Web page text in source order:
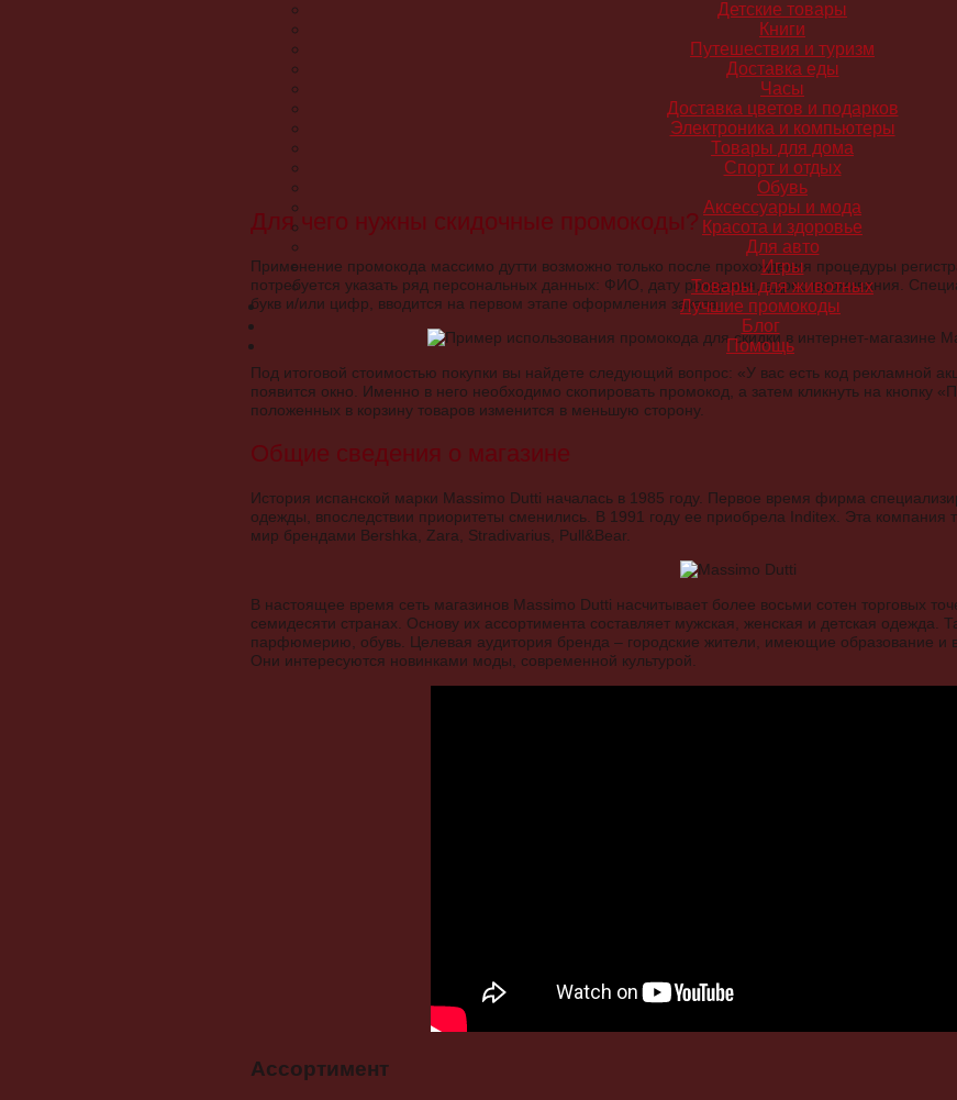
Для чего нужны скидочные промокоды?
Применение промокода массимо дутти возможно только после прохождения процедуры
потребуется указать ряд персональных данных: ФИО, дату рождения, адрес проживания.
букв и/или цифр, вводится на первом этапе оформления заказа.
Под итоговой стоимостью покупки вы найдете следующий вопрос: «У вас есть код рекламной
появится окно. Именно в него необходимо скопировать промокод, а затем кликнуть на кнопку
положенных в корзину товаров изменится в меньшую сторону.
Общие сведения о магазине
История испанской марки Massimo Dutti началась в 1985 году. Первое время фирма
одежды, впоследствии приоритеты сменились. В 1991 году ее приобрела Inditex. Эта компания
мир брендами Bershka, Zara, Stradivarius, Pull&Bear.
В настоящее время сеть магазинов Massimo Dutti насчитывает более восьми сотен торговых
семидесяти странах. Основу их ассортимента составляет мужская, женская и детская одежда.
парфюмерию, обувь. Целевая аудитория бренда – городские жители, имеющие образование и
Они интересуются новинками моды, современной культурой.
Ассортимент
Детские товары
Книги
Путешествия и туризм
Доставка еды
Часы
Доставка цветов и подарков
Электроника и компьютеры
Товары для дома
Спорт и отдых
Обувь
Аксессуары и мода
Красота и здоровье
Для авто
Игры
Товары для животных
Лучшие промокоды
Блог
Помощь